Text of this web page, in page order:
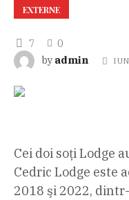
EXTERNE
7
0
by admin
Cei doi soţi Lodge
Cedric Lodge este
2018 şi 2022,